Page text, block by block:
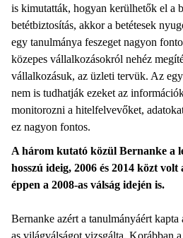
is kimutatták, hogyan kerülhetők el a
betétbiztosítás, akkor a betétesek
egy tanulmánya feszeget nagyon
közepes vállalkozásokról nehéz
vállalkozásuk, az üzleti tervük. Az
nem is tudhatják ezeket az
monitorozni a hitelfelvevőket,
ez nagyon fontos.
A három kutató közül Bernanke a
hosszú ideig, 2006 és 2014 közt
éppen a 2008-as válság idején is.
Bernanke azért a tanulmányáért
as világválságot vizsgálta. Korábban